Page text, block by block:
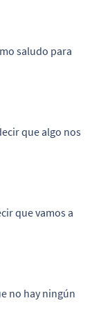
saludo para
que algo nos
que vamos a
no hay ningún